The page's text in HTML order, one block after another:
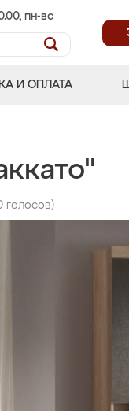
пн-вс
И ОПЛАТА
голосов)